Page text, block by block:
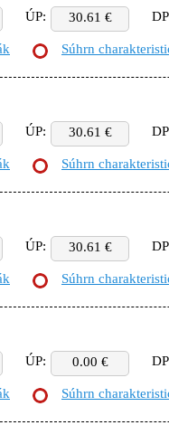
ÚP: 30.61 €
Súhrn
ÚP: 30.61 €
Súhrn
ÚP: 30.61 €
Súhrn
ÚP: 0.00 €
Súhrn